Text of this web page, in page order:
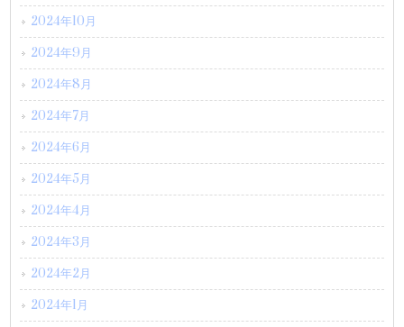
2024年10月
2024年9月
2024年8月
2024年7月
2024年6月
2024年5月
2024年4月
2024年3月
2024年2月
2024年1月